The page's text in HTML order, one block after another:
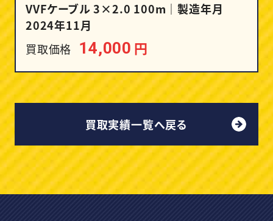
VVFケーブル 3×2.0 100m｜製造年月
2024年11月
買取価格 14,000 円
買取実績一覧へ戻る